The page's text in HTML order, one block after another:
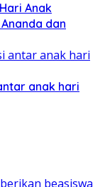
Anak
dan
anak hari